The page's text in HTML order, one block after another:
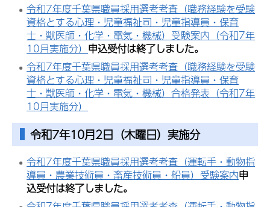
令和7年度千葉県職員採用選考考査（職務経験を受験
資格とする心理・児童福祉司・児童指導員・保育
士・獣医師・化学・電気・機械）受験案内（令和7年
10月実施分） 申込受付は終了しました。
令和7年度千葉県職員採用選考考査（職務経験を受験
資格とする心理・児童福祉司・児童指導員・保育
士・獣医師・化学・電気・機械）合格発表（令和7年
10月実施分）
令和7年10月2日（木曜日）実施分
令和7年度千葉県職員採用選考考査（運転手・動物指
導員・農業技術員・畜産技術員・船員）受験案内申
込受付は終了しました。